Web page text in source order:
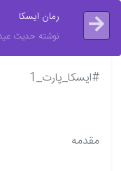
رمان ایسکا
نوشته حدیث
#ایسکا_پارت_1
مقدمه